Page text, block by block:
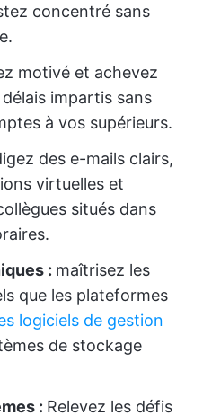
concentré sans
motivé et achevez
impartis sans
à vos supérieurs.
des e-mails clairs,
virtuelles et
situés dans
: maîtrisez les
que les plateformes
logiciels de gestion
de stockage
: Relevez les défis